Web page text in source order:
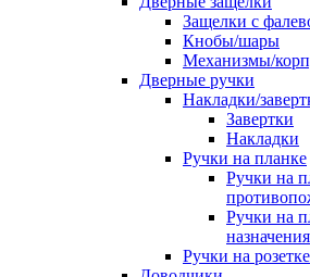
Защелки с
Кнобы/шары
Механизмы/
Дверные ручки
Накладки/
Завертки
Накладки
Ручки на планке
Ручки на
Ручки на
назначения
Ручки на розетке